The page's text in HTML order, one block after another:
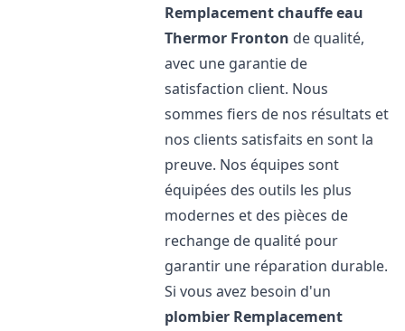
Remplacement chauffe eau
Thermor Fronton de qualité,
avec une garantie de
satisfaction client. Nous
sommes fiers de nos résultats et
nos clients satisfaits en sont la
preuve. Nos équipes sont
équipées des outils les plus
modernes et des pièces de
rechange de qualité pour
garantir une réparation durable.
Si vous avez besoin d'un
plombier Remplacement